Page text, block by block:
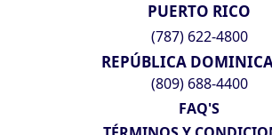
PUERTO RICO
(787) 622-4800
REPÚBLICA
(809) 688-4400
FAQ'S